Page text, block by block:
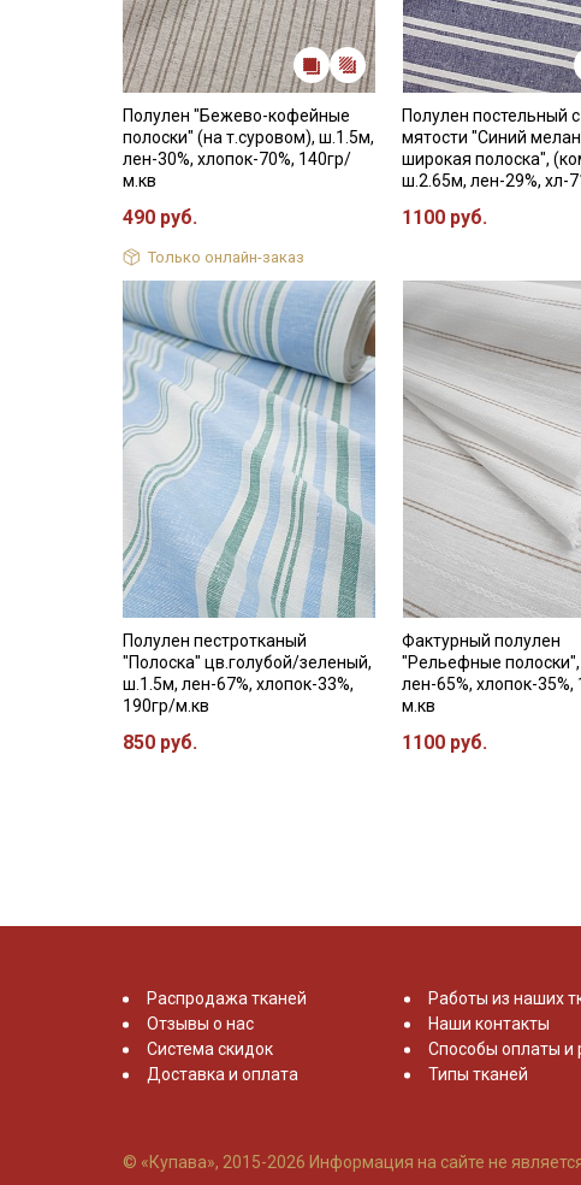
Полулен "Бежево-кофейные
полоски" (на т.суровом), ш.1.5м,
лен-30%, хлопок-70%, 140гр/
м.кв
490 руб.
Только онлайн-заказ
Полулен постельный
мятости "Синий
широкая полоска",
ш.2.65м, лен-29%, хл-
1100 руб.
Полулен пестротканый
"Полоска" цв.голубой/зеленый,
ш.1.5м, лен-67%, хлопок-33%,
190гр/м.кв
850 руб.
Фактурный полулен
"Рельефные
лен-65%, хлопок-35%,
м.кв
1100 руб.
Распродажа тканей
Отзывы о нас
Система скидок
Доставка и оплата
Работы из наших
Наши контакты
Способы оплаты и
Типы тканей
© «Купава», 2015-2026 Информация на сайте не